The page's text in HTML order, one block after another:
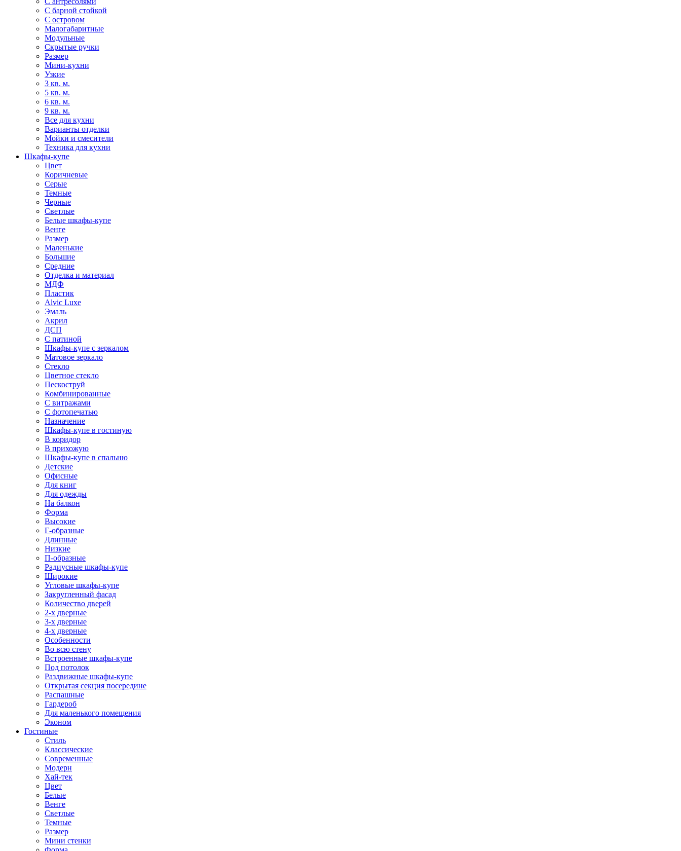
С барной стойкой
С островом
Малогабаритные
Модульные
Скрытые ручки
Размер
Мини-кухни
Узкие
3 кв. м.
5 кв. м.
6 кв. м.
9 кв. м.
Все для кухни
Варианты отделки
Мойки и смесители
Техника для кухни
Шкафы-купе
Цвет
Коричневые
Серые
Темные
Черные
Светлые
Белые шкафы-купе
Венге
Размер
Маленькие
Большие
Средние
Отделка и материал
МДФ
Пластик
Alvic Luxe
Эмаль
Акрил
ДСП
С патиной
Шкафы-купе с зеркалом
Матовое зеркало
Стекло
Цветное стекло
Пескоструй
Комбинированные
С витражами
С фотопечатью
Назначение
Шкафы-купе в гостиную
В коридор
В прихожую
Шкафы-купе в спальню
Детские
Офисные
Для книг
Для одежды
На балкон
Форма
Высокие
Г-образные
Длинные
Низкие
П-образные
Радиусные шкафы-купе
Широкие
Угловые шкафы-купе
Закругленный фасад
Количество дверей
2-х дверные
3-х дверные
4-х дверные
Особенности
Во всю стену
Встроенные шкафы-купе
Под потолок
Раздвижные шкафы-купе
Открытая секция посередине
Распашные
Гардероб
Для маленького помещения
Эконом
Гостиные
Стиль
Классические
Современные
Модерн
Хай-тек
Цвет
Белые
Венге
Светлые
Темные
Размер
Мини стенки